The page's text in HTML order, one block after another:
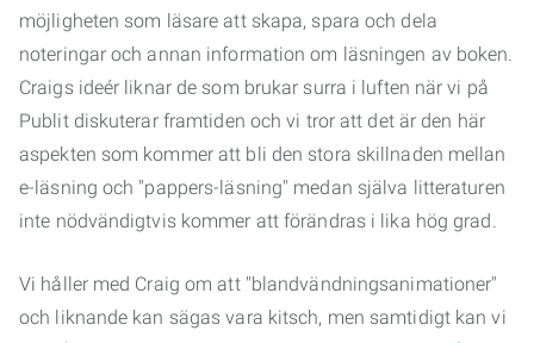
möjligheten som läsare att skapa, spara och dela
noteringar och annan information om läsningen av boken.
Craigs ideér liknar de som brukar surra i luften när vi på
Publit diskuterar framtiden och vi tror att det är den här
aspekten som kommer att bli den stora skillnaden mellan
e-läsning och "pappers-läsning" medan själva litteraturen
inte nödvändigtvis kommer att förändras i lika hög grad.
Vi håller med Craig om att "blandvändningsanimationer"
och liknande kan sägas vara kitsch, men samtidigt kan vi